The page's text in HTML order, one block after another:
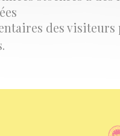
des visiteurs